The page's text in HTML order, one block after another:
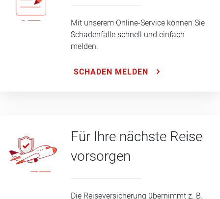
Mit unserem Online-Service können Sie
Schadenfälle schnell und einfach
melden.
SCHADEN MELDEN
Für Ihre nächste Reise
vorsorgen
Die Reiseversicherung übernimmt z. B.